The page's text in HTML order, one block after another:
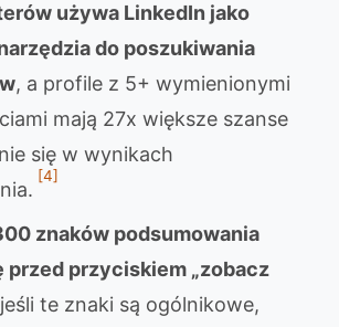
używa LinkedIn jako
do poszukiwania
, a profile z 5+ wymienionymi
mają 27x większe szanse
się w wynikach
[4]
znaków podsumowania
przed przyciskiem „zobacz
te znaki są ogólnikowe,